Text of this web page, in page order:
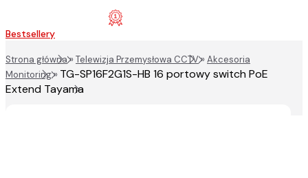
Bestsellery
Strona główna»Telewizja Przemysłowa CCTV»Akcesoria
Monitoring» TG-SP16F2G1S-HB 16 portowy switch PoE
Extend Tayama